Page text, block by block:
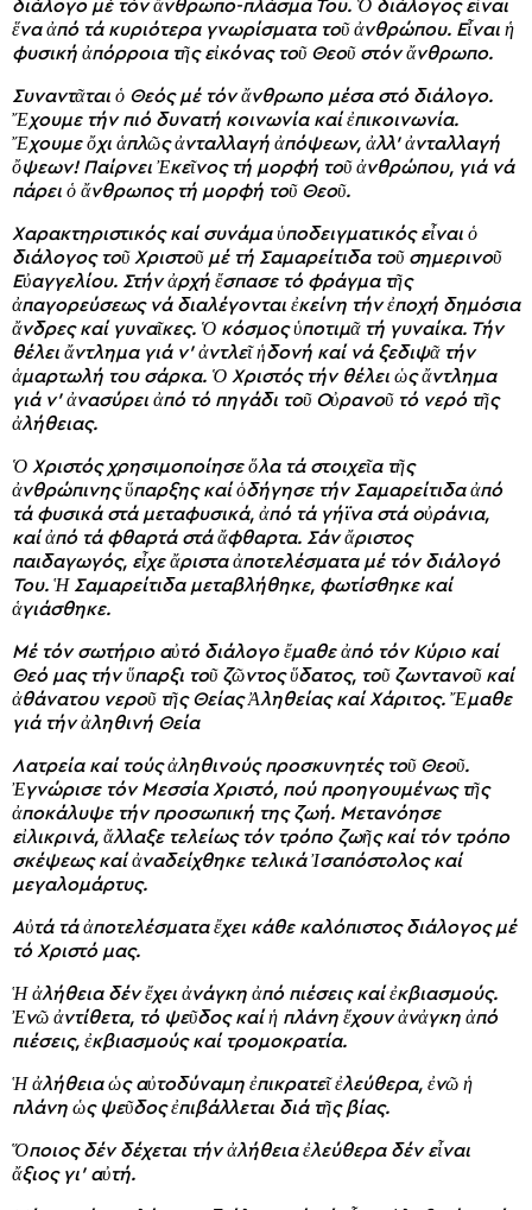
διάλογο μέ τόν ἄνθρωπο-πλάσμα Του. Ὁ διάλογος εἶναι
ἕνα ἀπό τά κυριότερα γνωρίσματα τοῦ ἀνθρώπου. Εἶναι ἡ
φυσική ἀπόρροια τῆς εἰκόνας τοῦ Θεοῦ στόν ἄνθρωπο.
Συναντᾶται ὁ Θεός μέ τόν ἄνθρωπο μέσα στό διάλογο.
Ἔχουμε τήν πιό δυνατή κοινωνία καί ἐπικοινωνία.
Ἔχουμε ὄχι ἁπλῶς ἀνταλλαγή ἀπόψεων, ἀλλ’ ἀνταλλαγή
ὄψεων! Παίρνει Ἐκεῖνος τή μορφή τοῦ ἀνθρώπου, γιά νά
πάρει ὁ ἄνθρωπος τή μορφή τοῦ Θεοῦ.
Χαρακτηριστικός καί συνάμα ὑποδειγματικός εἶναι ὁ
διάλογος τοῦ Χριστοῦ μέ τή Σαμαρείτιδα τοῦ σημερινοῦ
Εὐαγγελίου. Στήν ἀρχή ἔσπασε τό φράγμα τῆς
ἀπαγορεύσεως νά διαλέγονται ἐκείνη τήν ἐποχή δημόσια
ἄνδρες καί γυναῖκες. Ὁ κόσμος ὑποτιμᾶ τή γυναίκα. Τήν
θέλει ἄντλημα γιά ν’ ἀντλεῖ ἡδονή καί νά ξεδιψᾶ τήν
ἁμαρτωλή του σάρκα. Ὁ Χριστός τήν θέλει ὡς ἄντλημα
γιά ν’ ἀνασύρει ἀπό τό πηγάδι τοῦ Οὐρανοῦ τό νερό τῆς
ἀλήθειας.
Ὁ Χριστός χρησιμοποίησε ὅλα τά στοιχεῖα τῆς
ἀνθρώπινης ὕπαρξης καί ὁδήγησε τήν Σαμαρείτιδα ἀπό
τά φυσικά στά μεταφυσικά, ἀπό τά γήϊνα στά οὐράνια,
καί ἀπό τά φθαρτά στά ἄφθαρτα. Σάν ἄριστος
παιδαγωγός, εἶχε ἄριστα ἀποτελέσματα μέ τόν διάλογό
Του. Ἡ Σαμαρείτιδα μεταβλήθηκε, φωτίσθηκε καί
ἁγιάσθηκε.
Μέ τόν σωτήριο αὐτό διάλογο ἔμαθε ἀπό τόν Κύριο καί
Θεό μας τήν ὕπαρξι τοῦ ζῶντος ὕδατος, τοῦ ζωντανοῦ καί
ἀθάνατου νεροῦ τῆς Θείας Ἀληθείας καί Χάριτος. Ἔμαθε
γιά τήν ἀληθινή Θεία
Λατρεία καί τούς ἀληθινούς προσκυνητές τοῦ Θεοῦ.
Ἐγνώρισε τόν Μεσσία Χριστό, πού προηγουμένως τῆς
ἀποκάλυψε τήν προσωπική της ζωή. Μετανόησε
εἰλικρινά, ἄλλαξε τελείως τόν τρόπο ζωῆς καί τόν τρόπο
σκέψεως καί ἀναδείχθηκε τελικά Ἰσαπόστολος καί
μεγαλομάρτυς.
Αὐτά τά ἀποτελέσματα ἔχει κάθε καλόπιστος διάλογος μέ
τό Χριστό μας.
Ἡ ἀλήθεια δέν ἔχει ἀνάγκη ἀπό πιέσεις καί ἐκβιασμούς.
Ἐνῶ ἀντίθετα, τό ψεῦδος καί ἡ πλάνη ἔχουν ἀνἀγκη ἀπό
πιέσεις, ἐκβιασμούς καί τρομοκρατία.
Ἡ ἀλήθεια ὡς αὐτοδύναμη ἐπικρατεῖ ἐλεύθερα, ἐνῶ ἡ
πλάνη ὡς ψεῦδος ἐπιβάλλεται διά τῆς βίας.
Ὅποιος δέν δέχεται τήν ἀλήθεια ἐλεύθερα δέν εἶναι
ἄξιος γι’ αὐτή.